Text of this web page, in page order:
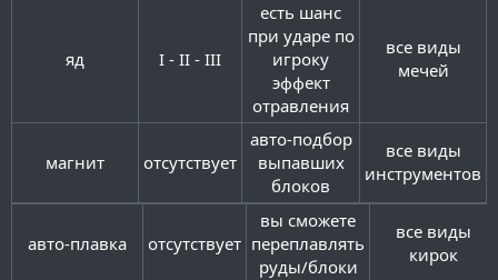
яд​ I - II - III​
есть шанс
при ударе по
игроку
эффект
отравления​
все виды
мечей​
магнит​ отсутствует​
авто-подбор
выпавших
блоков​
все виды
инструментов​
авто-плавка​ отсутствует​
вы сможете
переплавлять
руды/блоки​
все виды
кирок​